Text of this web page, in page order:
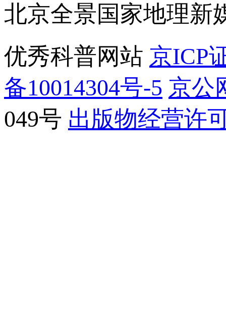
北京全景国家地理新
优秀科普网站 京ICP
备10014304号-5 京公
049号 出版物经营许